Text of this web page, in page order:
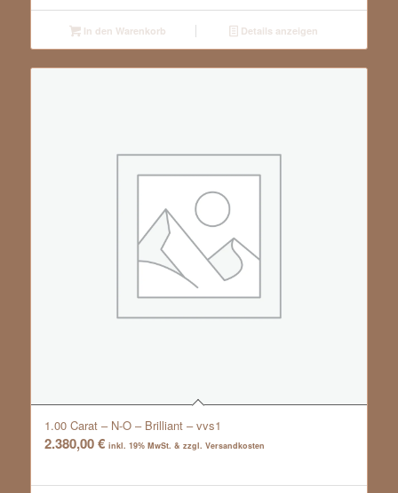
In den Warenkorb Details anzeigen
1.00 Carat – N-O – Brilliant – vvs1
2.380,00€ inkl. 19% MwSt. & zzgl. Versandkosten